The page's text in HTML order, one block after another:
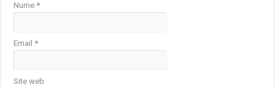
Nume*
Email*
Site web